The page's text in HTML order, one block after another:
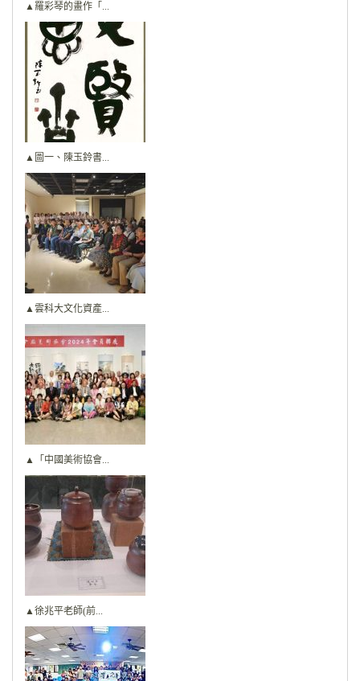
▲羅彩琴的畫作「...
▲圖一、陳玉鈴書...
▲雲科大文化資產...
▲「中國美術協會...
▲徐兆平老師(前...